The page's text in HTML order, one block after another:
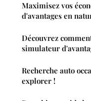
Maximisez vos
d'avantages en
Découvrez
simulateur
Recherche auto
explorer !